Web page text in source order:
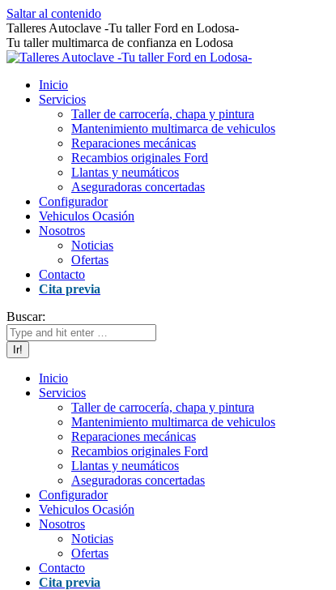
Saltar al contenido
Talleres Autoclave -Tu taller Ford en Lodosa-
Tu taller multimarca de confianza en Lodosa
Inicio
Servicios
Taller de carrocería, chapa y pintura
Mantenimiento multimarca de vehiculos
Reparaciones mecánicas
Recambios originales Ford
Llantas y neumáticos
Aseguradoras concertadas
Configurador
Vehiculos Ocasión
Nosotros
Noticias
Ofertas
Contacto
Cita previa
Buscar:
Inicio
Servicios
Taller de carrocería, chapa y pintura
Mantenimiento multimarca de vehiculos
Reparaciones mecánicas
Recambios originales Ford
Llantas y neumáticos
Aseguradoras concertadas
Configurador
Vehiculos Ocasión
Nosotros
Noticias
Ofertas
Contacto
Cita previa